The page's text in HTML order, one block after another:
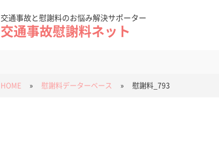
交通事故と慰謝料のお悩み解決サポーター
交通事故慰謝料ネット
HOME » 慰謝料データーベース » 慰謝料_793